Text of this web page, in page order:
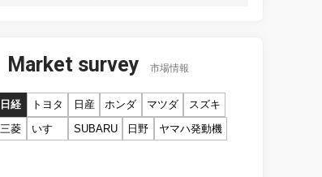
Market survey 市場情報
日経 トヨタ 日産 ホンダ マツダ
スズキ
三菱
いすゞ SUBARU 日野 ヤマハ発動機